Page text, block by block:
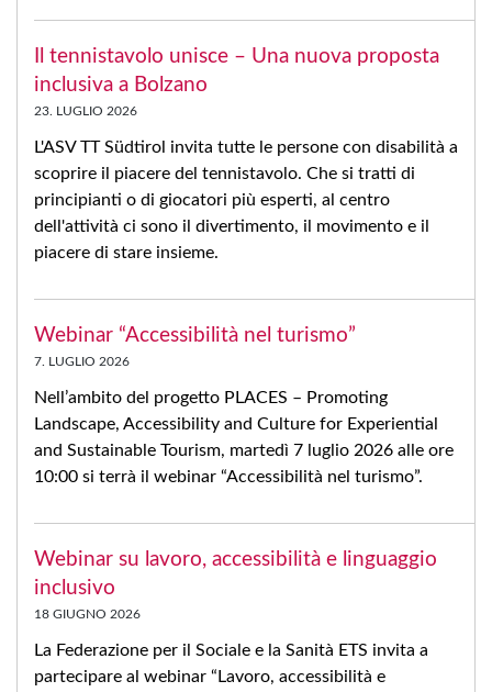
Il tennistavolo unisce – Una nuova proposta
inclusiva a Bolzano
23. LUGLIO 2026
L'ASV TT Südtirol invita tutte le persone con disabilità a
scoprire il piacere del tennistavolo. Che si tratti di
principianti o di giocatori più esperti, al centro
dell'attività ci sono il divertimento, il movimento e il
piacere di stare insieme.
Webinar “Accessibilità nel turismo”
7. LUGLIO 2026
Nell’ambito del progetto PLACES – Promoting
Landscape, Accessibility and Culture for Experiential
and Sustainable Tourism, martedì 7 luglio 2026 alle ore
10:00 si terrà il webinar “Accessibilità nel turismo”.
Webinar su lavoro, accessibilità e linguaggio
inclusivo
18 GIUGNO 2026
La Federazione per il Sociale e la Sanità ETS invita a
partecipare al webinar “Lavoro, accessibilità e